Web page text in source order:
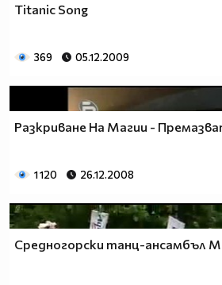
Titanic Song
369 05.12.2009
Разкриване На Магии -
1 120 26.12.2008
Средногорски танц-ансамбъл